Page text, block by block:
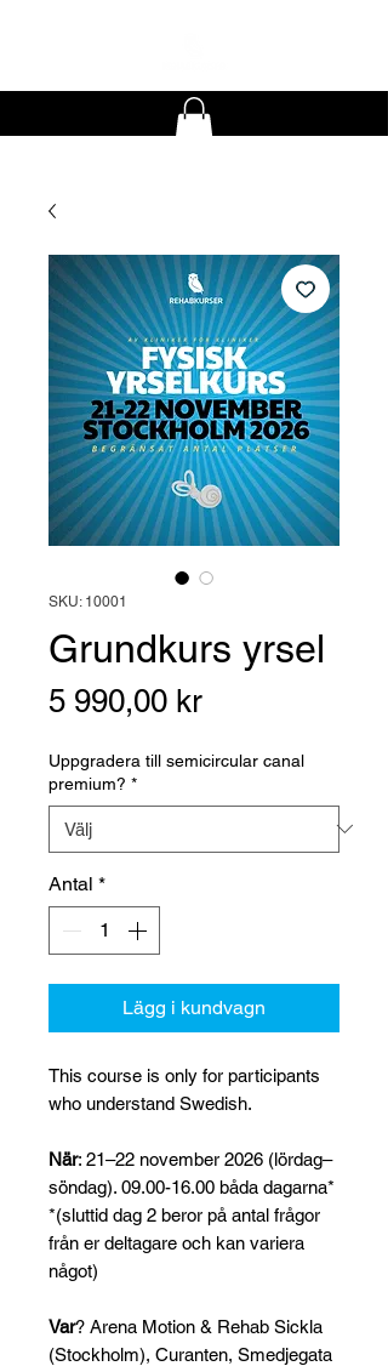
SKU: 10001
Grundkurs yrsel
5 990,00 krPris
Uppgradera till semicircular canal
premium? *
Antal *
Lägg i kundvagn
This course is only for participants
who understand Swedish.
När: 21–22 november 2026 (lördag–
söndag). 09.00-16.00 båda dagarna*
*(sluttid dag 2 beror på antal frågor
från er deltagare och kan variera
något)
Var? Arena Motion & Rehab Sickla
(Stockholm), Curanten, Smedjegata